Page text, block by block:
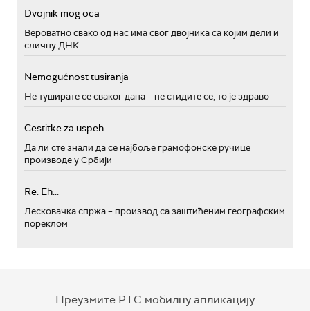
Dvojnik mog oca
Вероватно свако од нас има свог двојника са којим дели и
сличну ДНК
Nemogućnost tusiranja
Не туширате се сваког дана – не стидите се, то је здраво
Cestitke za uspeh
Да ли сте знали да се најбоље грамофонске ручице
производе у Србији
Re: Eh...
Лесковачка спржа – производ са заштићеним географским
пореклом
Преузмите РТС мобилну апликацију